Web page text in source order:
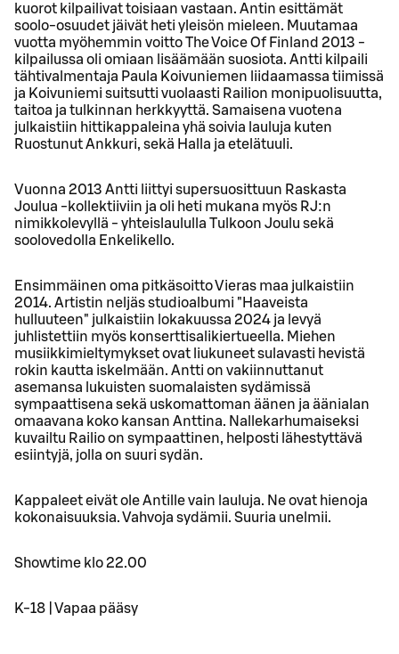
kuorot kilpailivat toisiaan vastaan. Antin esittämät
soolo-osuudet jäivät heti yleisön mieleen. Muutamaa
vuotta myöhemmin voitto The Voice Of Finland 2013 -
kilpailussa oli omiaan lisäämään suosiota. Antti kilpaili
tähtivalmentaja Paula Koivuniemen liidaamassa tiimissä
ja Koivuniemi suitsutti vuolaasti Railion monipuolisuutta,
taitoa ja tulkinnan herkkyyttä. Samaisena vuotena
julkaistiin hittikappaleina yhä soivia lauluja kuten
Ruostunut Ankkuri, sekä Halla ja etelätuuli.
Vuonna 2013 Antti liittyi supersuosittuun Raskasta
Joulua -kollektiiviin ja oli heti mukana myös RJ:n
nimikkolevyllä - yhteislaululla Tulkoon Joulu sekä
soolovedolla Enkelikello.
Ensimmäinen oma pitkäsoitto Vieras maa julkaistiin
2014. Artistin neljäs studioalbumi "Haaveista
hulluuteen" julkaistiin lokakuussa 2024 ja levyä
juhlistettiin myös konserttisalikiertueella. Miehen
musiikkimieltymykset ovat liukuneet sulavasti hevistä
rokin kautta iskelmään. Antti on vakiinnuttanut
asemansa lukuisten suomalaisten sydämissä
sympaattisena sekä uskomattoman äänen ja äänialan
omaavana koko kansan Anttina. Nallekarhumaiseksi
kuvailtu Railio on sympaattinen, helposti lähestyttävä
esiintyjä, jolla on suuri sydän.
Kappaleet eivät ole Antille vain lauluja. Ne ovat hienoja
kokonaisuuksia. Vahvoja sydämii. Suuria unelmii.
Showtime klo 22.00
K-18 | Vapaa pääsy